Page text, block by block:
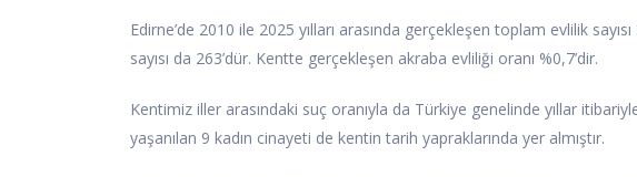
Edirne’de 2010 ile 2025 yılları arasında gerçekleşen toplam evlilik
sayısı da 263’dür. Kentte gerçekleşen akraba evliliği oranı %0,7’dir.
Kentimiz iller arasındaki suç oranıyla da Türkiye genelinde yıllar
yaşanılan 9 kadın cinayeti de kentin tarih yapraklarında yer almıştır.